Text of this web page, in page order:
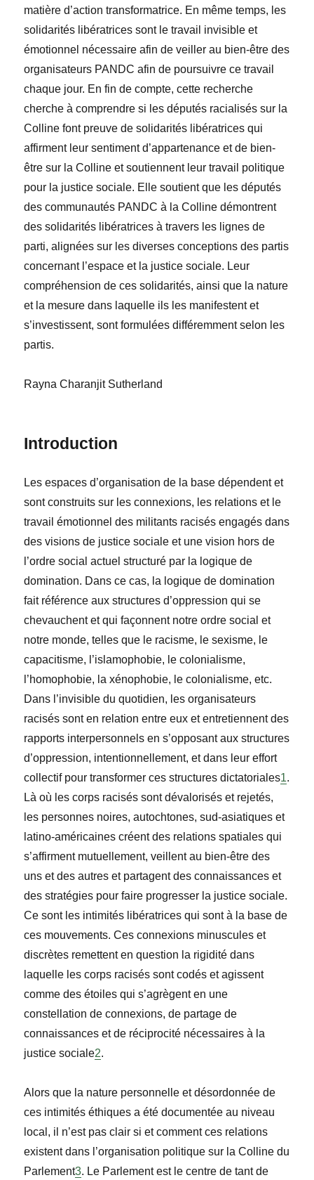
matière d’action transformatrice. En même temps, les
solidarités libératrices sont le travail invisible et
émotionnel nécessaire afin de veiller au bien-être des
organisateurs PANDC afin de poursuivre ce travail
chaque jour. En fin de compte, cette recherche
cherche à comprendre si les députés racialisés sur la
Colline font preuve de solidarités libératrices qui
affirment leur sentiment d’appartenance et de bien-
être sur la Colline et soutiennent leur travail politique
pour la justice sociale. Elle soutient que les députés
des communautés PANDC à la Colline démontrent
des solidarités libératrices à travers les lignes de
parti, alignées sur les diverses conceptions des partis
concernant l’espace et la justice sociale. Leur
compréhension de ces solidarités, ainsi que la nature
et la mesure dans laquelle ils les manifestent et
s’investissent, sont formulées différemment selon les
partis.
Rayna Charanjit Sutherland
Introduction
Les espaces d’organisation de la base dépendent et
sont construits sur les connexions, les relations et le
travail émotionnel des militants racisés engagés dans
des visions de justice sociale et une vision hors de
l’ordre social actuel structuré par la logique de
domination. Dans ce cas, la logique de domination
fait référence aux structures d’oppression qui se
chevauchent et qui façonnent notre ordre social et
notre monde, telles que le racisme, le sexisme, le
capacitisme, l’islamophobie, le colonialisme,
l’homophobie, la xénophobie, le colonialisme, etc.
Dans l’invisible du quotidien, les organisateurs
racisés sont en relation entre eux et entretiennent des
rapports interpersonnels en s’opposant aux structures
d’oppression, intentionnellement, et dans leur effort
collectif pour transformer ces structures dictatoriales1.
Là où les corps racisés sont dévalorisés et rejetés,
les personnes noires, autochtones, sud-asiatiques et
latino-américaines créent des relations spatiales qui
s’affirment mutuellement, veillent au bien-être des
uns et des autres et partagent des connaissances et
des stratégies pour faire progresser la justice sociale.
Ce sont les intimités libératrices qui sont à la base de
ces mouvements. Ces connexions minuscules et
discrètes remettent en question la rigidité dans
laquelle les corps racisés sont codés et agissent
comme des étoiles qui s’agrègent en une
constellation de connexions, de partage de
connaissances et de réciprocité nécessaires à la
justice sociale2.
Alors que la nature personnelle et désordonnée de
ces intimités éthiques a été documentée au niveau
local, il n’est pas clair si et comment ces relations
existent dans l’organisation politique sur la Colline du
Parlement3. Le Parlement est le centre de tant de